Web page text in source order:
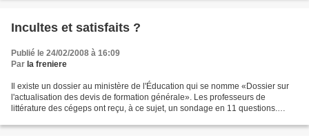
Incultes et satisfaits ?
Publié le 24/02/2008 à 16:09
Par la freniere
Il existe un dossier au ministère de l'Éducation qui se nomme «Dossier sur
l'actualisation des devis de formation générale». Les professeurs de
littérature des cégeps ont reçu, à ce sujet, un sondage en 11 questions.